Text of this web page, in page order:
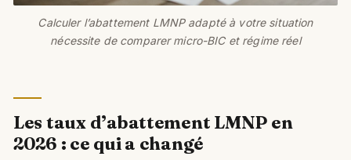
Calculer l’abattement LMNP adapté à votre situation
nécessite de comparer micro-BIC et régime réel
Les taux d’abattement LMNP en
2026 : ce qui a changé